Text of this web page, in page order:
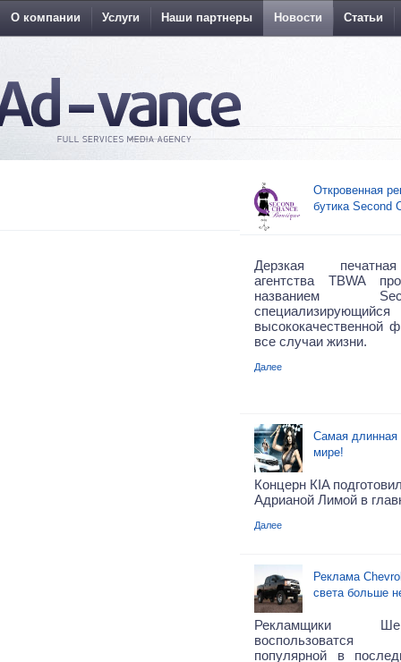
О компании Услуги Наши партнеры Новости Статьи
Откровенная
бутика Second
Дерзкая
агентства TBWA
названием
высококачественной
все случаи жизни.
Далее
Самая длинная
мире!
Концерн КIA
Адрианой Лимой в
Далее
Реклама
света больше
Рекламщики
популярной в